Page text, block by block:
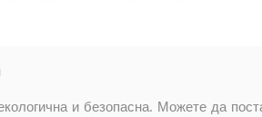
и безопасна. Можете да